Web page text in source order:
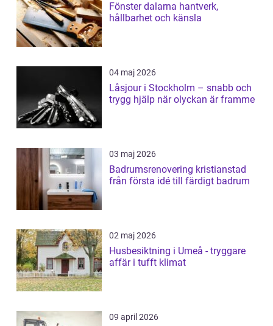
Fönster dalarna hantverk,
hållbarhet och känsla
04 maj 2026
Låsjour i Stockholm – snabb och
trygg hjälp när olyckan är framme
03 maj 2026
Badrumsrenovering kristianstad
från första idé till färdigt badrum
02 maj 2026
Husbesiktning i Umeå - tryggare
affär i tufft klimat
09 april 2026